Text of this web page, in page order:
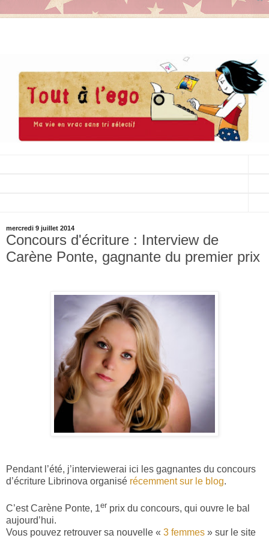
mercredi 9 juillet 2014
Concours d'écriture : Interview de
Carène Ponte, gagnante du premier prix
Pendant l’été, j’interviewerai ici les gagnantes du concours
d’écriture Librinova organisé récemment sur le blog.
C’est Carène Ponte, 1er prix du concours, qui ouvre le bal
aujourd’hui.
Vous pouvez retrouver sa nouvelle « 3 femmes » sur le site